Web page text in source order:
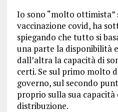
Io sono “molto ottimista”
vaccinazione covid, ha
spiegando che tutto si
una parte la disponibilità
dall’altra la capacità di
certi. Se sul primo molto
governo, sul secondo
proprio sulla sua capacità
distribuzione.